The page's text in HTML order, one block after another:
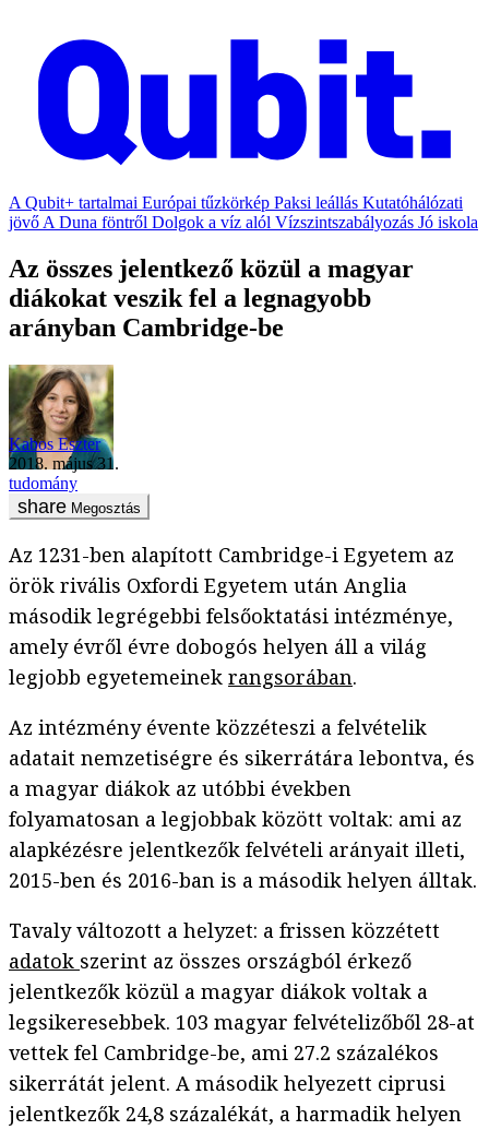
A Qubit+ tartalmai Európai tűzkörkép Paksi leállás Kutatóhálózati
jövő A Duna föntről Dolgok a víz alól Vízszintszabályozás Jó iskola
Az összes jelentkező közül a magyar
diákokat veszik fel a legnagyobb
arányban Cambridge-be
Kabos Eszter
2018. május 31.
tudomány
Megosztás
Az 1231-ben alapított Cambridge-i Egyetem az
örök rivális Oxfordi Egyetem után Anglia
második legrégebbi felsőoktatási intézménye,
amely évről évre dobogós helyen áll a világ
legjobb egyetemeinek rangsorában.
Az intézmény évente közzéteszi a felvételik
adatait nemzetiségre és sikerrátára lebontva, és
a magyar diákok az utóbbi években
folyamatosan a legjobbak között voltak: ami az
alapkézésre jelentkezők felvételi arányait illeti,
2015-ben és 2016-ban is a második helyen álltak.
Tavaly változott a helyzet: a frissen közzétett
adatok szerint az összes országból érkező
jelentkezők közül a magyar diákok voltak a
legsikeresebbek. 103 magyar felvételizőből 28-at
vettek fel Cambridge-be, ami 27.2 százalékos
sikerrátát jelent. A második helyezett ciprusi
jelentkezők 24,8 százalékát, a harmadik helyen